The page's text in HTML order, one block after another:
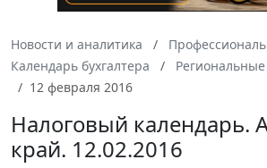
Новости и аналитика
Календарь бухгалтера
Региональные
12 февраля 2016
Налоговый календарь.
край. 12.02.2016